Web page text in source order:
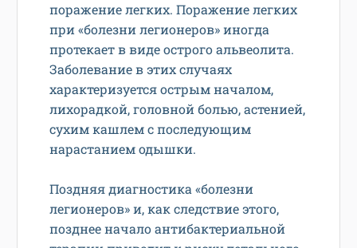
поражение легких. Поражение легких
при «болезни легионеров» иногда
протекает в виде острого альвеолита.
Заболевание в этих случаях
характеризуется острым началом,
лихорадкой, головной болью, астенией,
сухим кашлем с последующим
нарастанием одышки.
Поздняя диагностика «болезни
легионеров» и, как следствие этого,
позднее начало антибактериальной